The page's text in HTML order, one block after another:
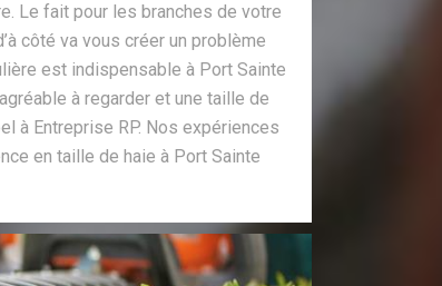
Le fait pour les branches de votre
côté va vous créer un problème
est indispensable à Port Sainte
à regarder et une taille de
à Entreprise RP. Nos expériences
en taille de haie à Port Sainte